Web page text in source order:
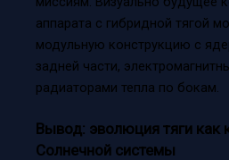
аппарата с гибридной тягой
модульную конструкцию с
задней части,
радиаторами тепла по бокам.
Вывод: эволюция тяги как
Солнечной системы